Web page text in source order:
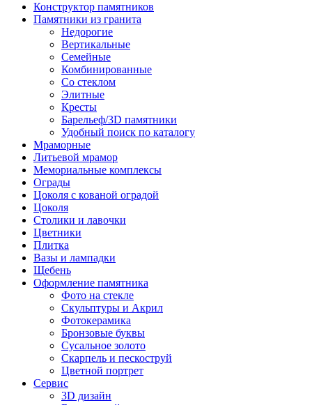
Конструктор памятников
Памятники из гранита
Недорогие
Вертикальные
Семейные
Комбинированные
Со стеклом
Элитные
Кресты
Барельеф/3D памятники
Удобный поиск по каталогу
Мраморные
Литьевой мрамор
Мемориальные комплексы
Ограды
Цоколя с кованой оградой
Цоколя
Столики и лавочки
Цветники
Плитка
Вазы и лампадки
Щебень
Оформление памятника
Фото на стекле
Скульптуры и Акрил
Фотокерамика
Бронзовые буквы
Сусальное золото
Скарпель и пескоструй
Цветной портрет
Сервис
3D дизайн